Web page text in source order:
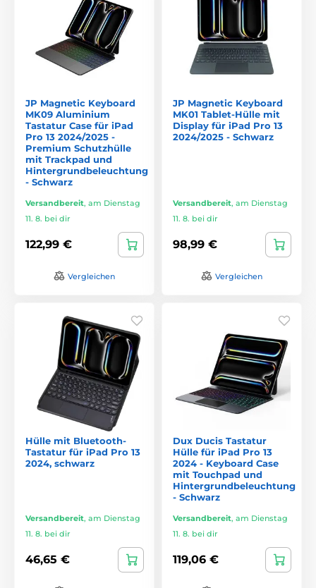
JP Magnetic Keyboard
MK09 Aluminium
Tastatur Case für iPad
Pro 13 2024/2025 -
Premium Schutzhülle
mit Trackpad und
Hintergrundbeleuchtung
- Schwarz
Versandbereit, am Dienstag
11. 8. bei dir
122,99 €
Vergleichen
JP Magnetic Keyboard
MK01 Tablet-Hülle mit
Display für iPad Pro 13
2024/2025 - Schwarz
Versandbereit, am Dienstag
11. 8. bei dir
98,99 €
Vergleichen
Hülle mit Bluetooth-
Tastatur für iPad Pro 13
2024, schwarz
Versandbereit, am Dienstag
11. 8. bei dir
46,65 €
Dux Ducis Tastatur
Hülle für iPad Pro 13
2024 - Keyboard Case
mit Touchpad und
Hintergrundbeleuchtung
- Schwarz
Versandbereit, am Dienstag
11. 8. bei dir
119,06 €